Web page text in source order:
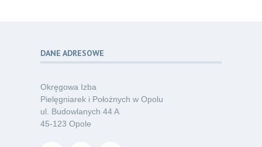
06
Poza sezonem, poza schematem –
o nowym spojrzeniu na profilaktykę
03
Oferta pracy – pielęgniarka/pielęgniarz
DANE ADRESOWE
Okręgowa Izba
Pielęgniarek i Położnych w Opolu
ul. Budowlanych 44 A
45-123 Opole